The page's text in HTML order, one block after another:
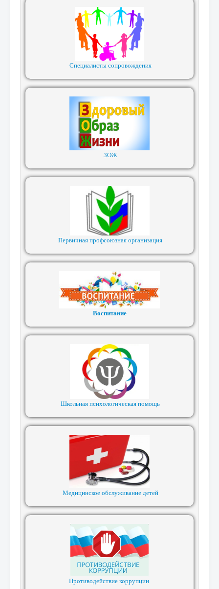
Специалисты сопровождения
ЗОЖ
Первичная профсоюзная организация
Воспитание
Школьная психологическая помощь
Медицинское обслуживание детей
Противодействие коррупции